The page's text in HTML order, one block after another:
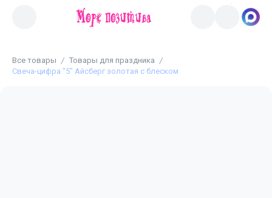
Все товары
Товары для праздника
Свеча-цифра "5" Айсберг золотая с блеском